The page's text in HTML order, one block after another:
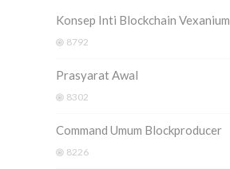
Konsep Inti Blockchain Vexanium
8792
Prasyarat Awal
8302
Command Umum Blockproducer
8226